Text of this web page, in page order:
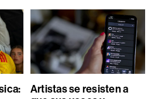
Artistas se resisten a